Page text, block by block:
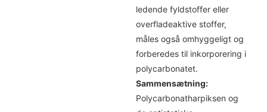
ledende fyldstoffer eller
overfladeaktive stoffer,
måles også omhyggeligt og
forberedes til inkorporering i
polycarbonatet.
Sammensætning:
Polycarbonatharpiksen og